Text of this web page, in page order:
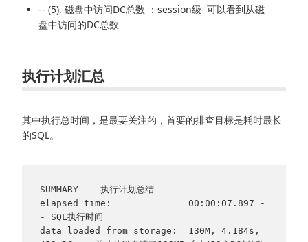
-- (5). 磁盘中访问DC总数 ：session级 可以看到从磁
盘中访问的DC总数
执行计划汇总
其中执行总时间，是最要关注的，首要的排查目标是耗时最长
的SQL。
SUMMARY –- 执行计划总结
elapsed time:              00:00:07.897 -
- SQL执行时间
data loaded from storage:  130M, 4.184s,